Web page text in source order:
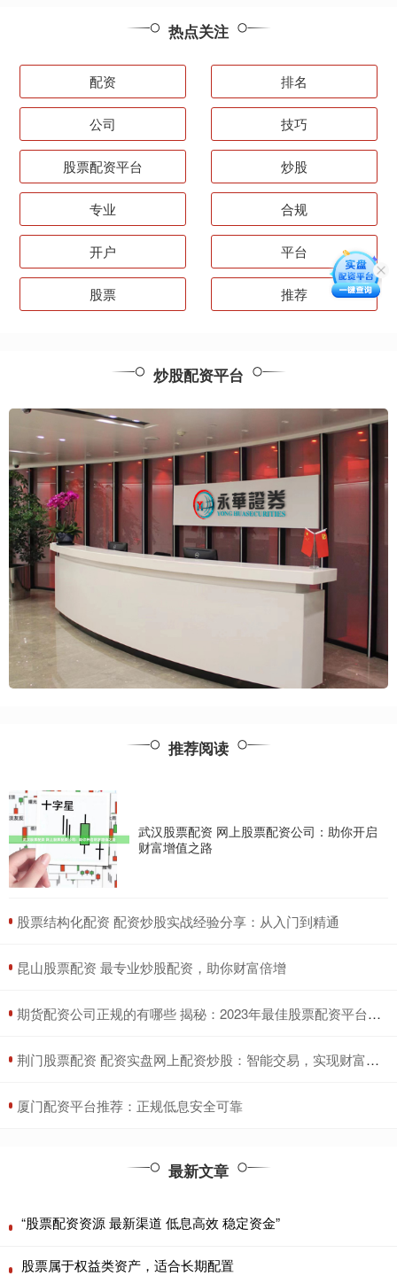
热点关注
配资 排名
公司 技巧
股票配资平台 炒股
专业 合规
开户 平台
股票 推荐
炒股配资平台
推荐阅读
武汉股票配资 网上股票配资公司：助你开启
财富增值之路
​股票结构化配资 配资炒股实战经验分享：从入门到精通
​昆山股票配资 最专业炒股配资，助你财富倍增
​期货配资公司正规的有哪些 揭秘：2023年最佳股票配资平台指南
​荆门股票配资 配资实盘网上配资炒股：智能交易，实现财富增值
​厦门配资平台推荐：正规低息安全可靠
最新文章
“股票配资资源 最新渠道 低息高效 稳定资金”
股票属于权益类资产，适合长期配置